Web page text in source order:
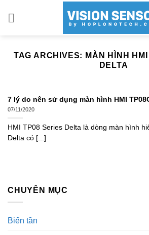
TAG ARCHIVES: MÀN HÌNH
DELTA
7 lý do nên sử dụng màn hình HMI
07/11/2020
HMI TP08 Series Delta là dòng màn hình
Delta có [...]
CHUYÊN MỤC
Biến tần